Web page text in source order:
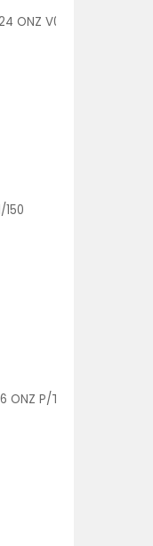
ONZ V00555 1/400
150
ONZ P/TENEDOR